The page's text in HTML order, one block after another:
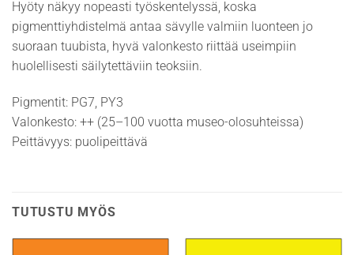
Hyöty näkyy nopeasti työskentelyssä, koska
pigmenttiyhdistelmä antaa sävylle valmiin luonteen jo
suoraan tuubista, hyvä valonkesto riittää useimpiin
huolellisesti säilytettäviin teoksiin.
Pigmentit: PG7, PY3
Valonkesto: ++ (25–100 vuotta museo-olosuhteissa)
Peittävyys: puolipeittävä
TUTUSTU MYÖS